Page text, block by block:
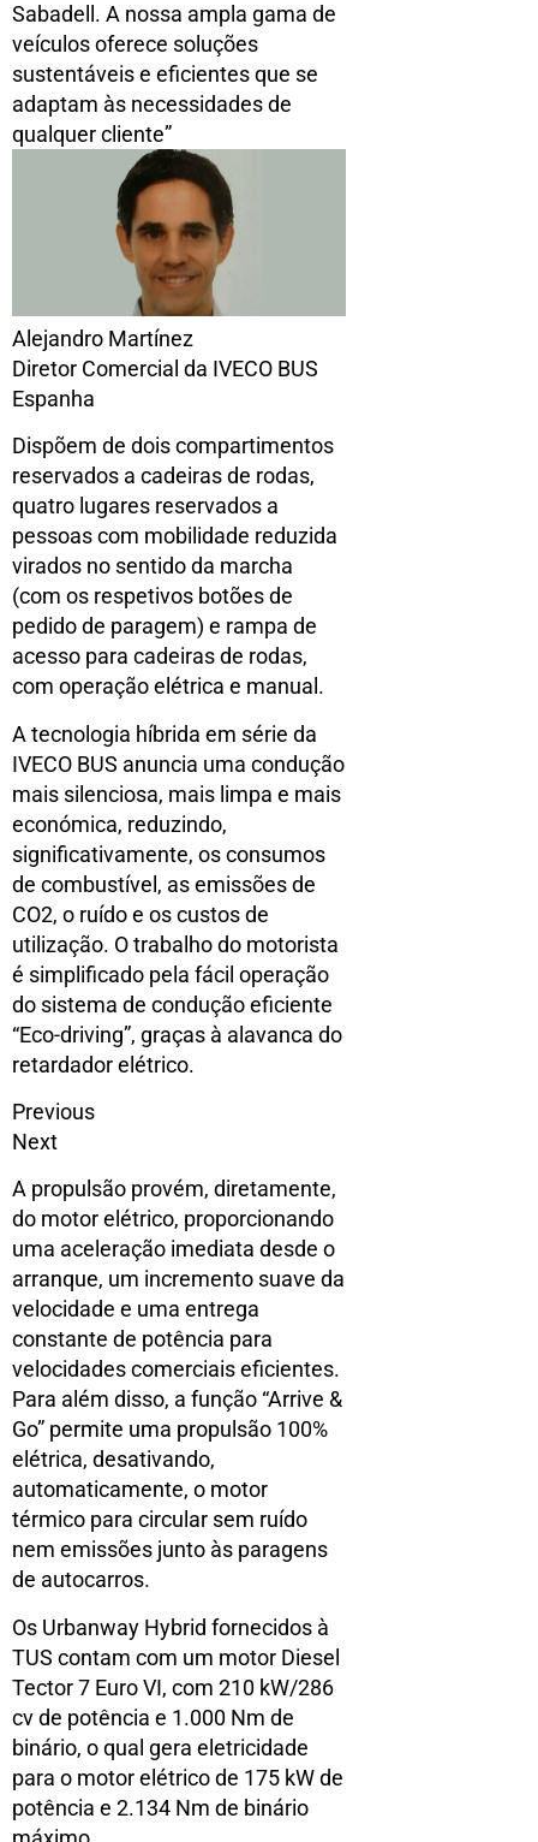
Sabadell. A nossa ampla gama de
veículos oferece soluções
sustentáveis e eficientes que se
adaptam às necessidades de
qualquer cliente”
Alejandro Martínez
Diretor Comercial da IVECO BUS
Espanha
Dispõem de dois compartimentos
reservados a cadeiras de rodas,
quatro lugares reservados a
pessoas com mobilidade reduzida
virados no sentido da marcha
(com os respetivos botões de
pedido de paragem) e rampa de
acesso para cadeiras de rodas,
com operação elétrica e manual.
A tecnologia híbrida em série da
IVECO BUS anuncia uma condução
mais silenciosa, mais limpa e mais
económica, reduzindo,
significativamente, os consumos
de combustível, as emissões de
CO2, o ruído e os custos de
utilização. O trabalho do motorista
é simplificado pela fácil operação
do sistema de condução eficiente
“Eco-driving”, graças à alavanca do
retardador elétrico.
Previous
Next
A propulsão provém, diretamente,
do motor elétrico, proporcionando
uma aceleração imediata desde o
arranque, um incremento suave da
velocidade e uma entrega
constante de potência para
velocidades comerciais eficientes.
Para além disso, a função “Arrive &
Go” permite uma propulsão 100%
elétrica, desativando,
automaticamente, o motor
térmico para circular sem ruído
nem emissões junto às paragens
de autocarros.
Os Urbanway Hybrid fornecidos à
TUS contam com um motor Diesel
Tector 7 Euro VI, com 210 kW/286
cv de potência e 1.000 Nm de
binário, o qual gera eletricidade
para o motor elétrico de 175 kW de
potência e 2.134 Nm de binário